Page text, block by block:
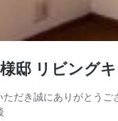
様邸 リビング
だき誠にありがとう